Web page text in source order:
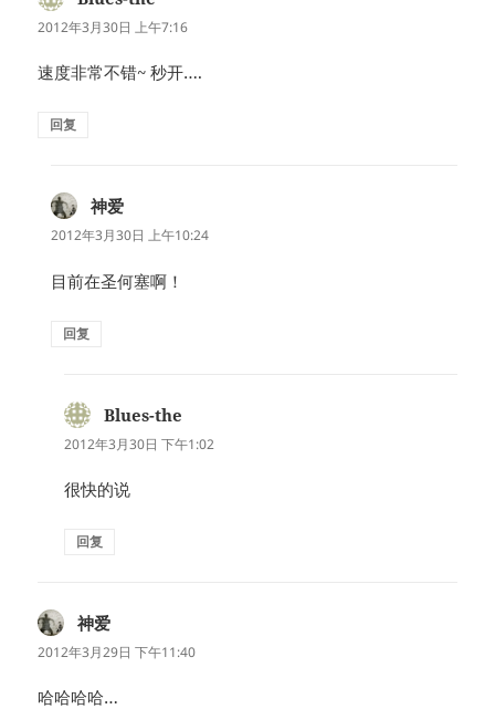
道：
2012年3月30日 上午7:16
速度非常不错~ 秒开….
回复
神爱
道：
2012年3月30日 上午10:24
目前在圣何塞啊！
回复
Blues-the
道：
2012年3月30日 下午1:02
很快的说
回复
神爱
道：
2012年3月29日 下午11:40
哈哈哈哈…